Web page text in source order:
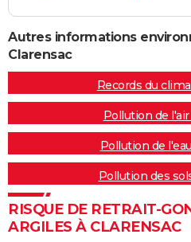
Autres informations
Clarensac
Records du
Pollution de l'air
Pollution de
Pollution des
RISQUE DE RETRAIT-
ARGILES À CLARENSAC